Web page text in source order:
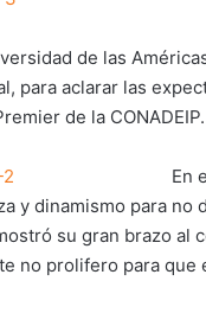
de las
para aclarar las
de la CONADEIP.
En
y dinamismo para no
su gran brazo al
no prolifero para que